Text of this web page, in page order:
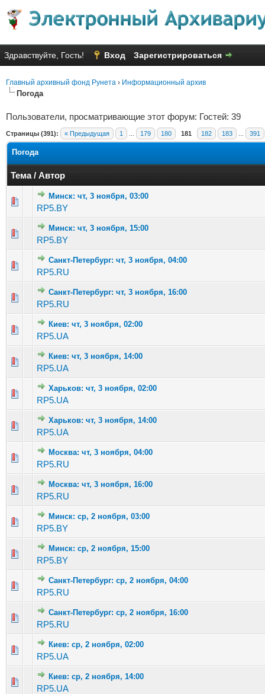
Здравствуйте, Гость! Вход Зарегистрироваться
Главный архивный фонд Рунета › Информационный архив
Погода
Пользователи, просматривающие этот форум: Гостей: 39
Страницы (391): « Предыдущая 1 179 180 181 182 183 391
Погода
Тема/ Автор
Минск: чт, 3 ноября, 03:00
RP5.BY
Голосов: 5 - Средняя оценка: 1.6 из 5
1 2345
Минск: чт, 3 ноября, 15:00
RP5.BY
Голосов: 2 - Средняя оценка: 2.5 из 5
1 2345
Санкт-Петербург: чт, 3 ноября, 04:00
RP5.RU
Голосов: 4 - Средняя оценка: 3 из 5
1234 5
Санкт-Петербург: чт, 3 ноября, 16:00
RP5.RU
Голосов: 3 - Средняя оценка: 3 из 5
1234 5
Киев: чт, 3 ноября, 02:00
RP5.UA
Голосов: 1 - Средняя оценка: 1 из 5
12345
Киев: чт, 3 ноября, 14:00
RP5.UA
Голосов: 2 - Средняя оценка: 1.5 из 5
12345
Харьков: чт, 3 ноября, 02:00
RP5.UA
Голосов: 3 - Средняя оценка: 3.33 из 5
1 23 45
Харьков: чт, 3 ноября, 14:00
RP5.UA
Голосов: 3 - Средняя оценка: 2.33 из 5
1 23 45
Москва: чт, 3 ноября, 04:00
RP5.RU
Голосов: 4 - Средняя оценка: 1.75 из 5
12 345
Москва: чт, 3 ноября, 16:00
RP5.RU
Голосов: 4 - Средняя оценка: 3.25 из 5
12 345
Минск: ср, 2 ноября, 03:00
RP5.BY
Голосов: 3 - Средняя оценка: 1.67 из 5
1 2345
Минск: ср, 2 ноября, 15:00
RP5.BY
Голосов: 7 - Средняя оценка: 2.57 из 5
1 2345
Санкт-Петербург: ср, 2 ноября, 04:00
RP5.RU
Голосов: 2 - Средняя оценка: 2.5 из 5
1234 5
Санкт-Петербург: ср, 2 ноября, 16:00
RP5.RU
Голосов: 4 - Средняя оценка: 2.75 из 5
1234 5
Киев: ср, 2 ноября, 02:00
RP5.UA
Голосов: 2 - Средняя оценка: 1 из 5
12345
Киев: ср, 2 ноября, 14:00
RP5.UA
Голосов: 5 - Средняя оценка: 2.6 из 5
12345